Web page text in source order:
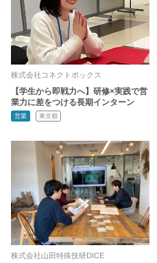
株式会社コネクトボックス
【学生から即戦力へ】研修×実践で営
業力に差をつける長期インターン
営業 東京都
株式会社山田特殊技研DICE